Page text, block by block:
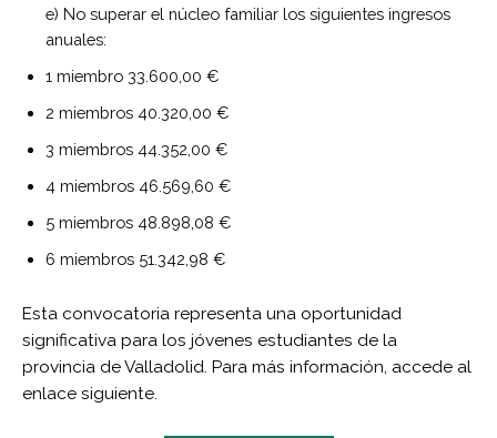
e) No superar el núcleo familiar los siguientes ingresos
anuales:
1 miembro 33.600,00 €
2 miembros 40.320,00 €
3 miembros 44.352,00 €
4 miembros 46.569,60 €
5 miembros 48.898,08 €
6 miembros 51.342,98 €
Esta convocatoria representa una oportunidad
significativa para los jóvenes estudiantes de la
provincia de Valladolid. Para más información, accede al
enlace siguiente.